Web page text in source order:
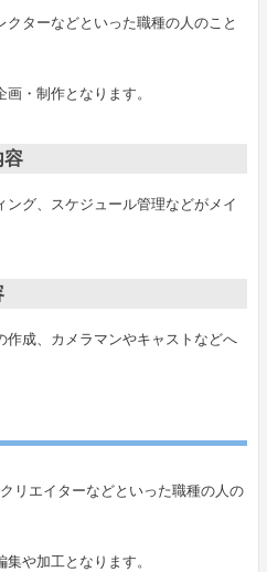
ターなどといった職種の人のこと
・制作となります。
容
グ、スケジュール管理などがメイ
成、カメラマンやキャストなどへ
リエイターなどといった職種の人の
や加工となります。